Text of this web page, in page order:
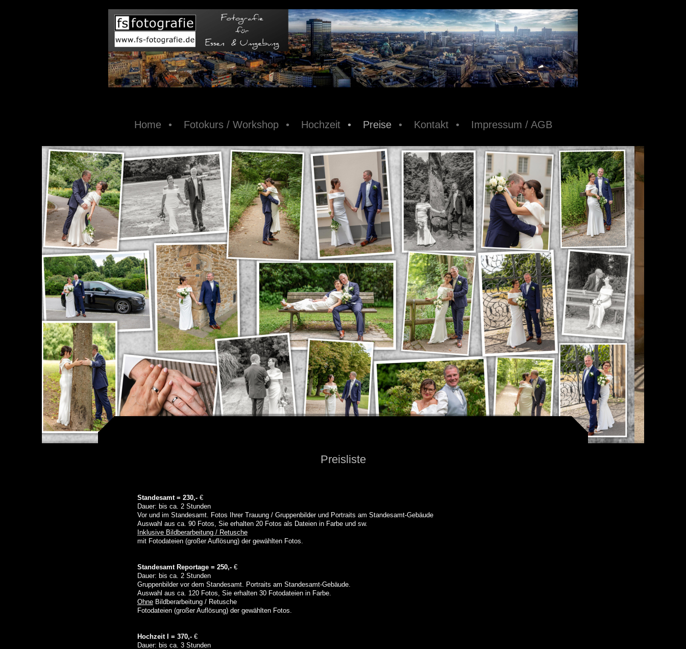
Home Fotokurs / Workshop Hochzeit Preise Kontakt Impressum / AGB
Preisliste
Standesamt = 230,-€
Dauer: bis ca. 2 Stunden
Vor und im Standesamt. Fotos Ihrer Trauung / Gruppenbilder und Portraits am Standesamt-Gebäude
Auswahl aus ca. 90 Fotos, Sie erhalten 20 Fotos als Dateien in Farbe und sw.
Inklusive Bildberarbeitung / Retusche
mit Fotodateien (großer Auflösung) der gewählten Fotos.
Standesamt Reportage = 250,-€
Dauer: bis ca. 2 Stunden
Gruppenbilder vor dem Standesamt. Portraits am Standesamt-Gebäude.
Auswahl aus ca. 120 Fotos, Sie erhalten 30 Fotodateien in Farbe.
OhneBildberarbeitung / Retusche
Fotodateien (großer Auflösung) der gewählten Fotos.
Hochzeit I = 370,-€
Dauer: bis ca. 3 Stunden